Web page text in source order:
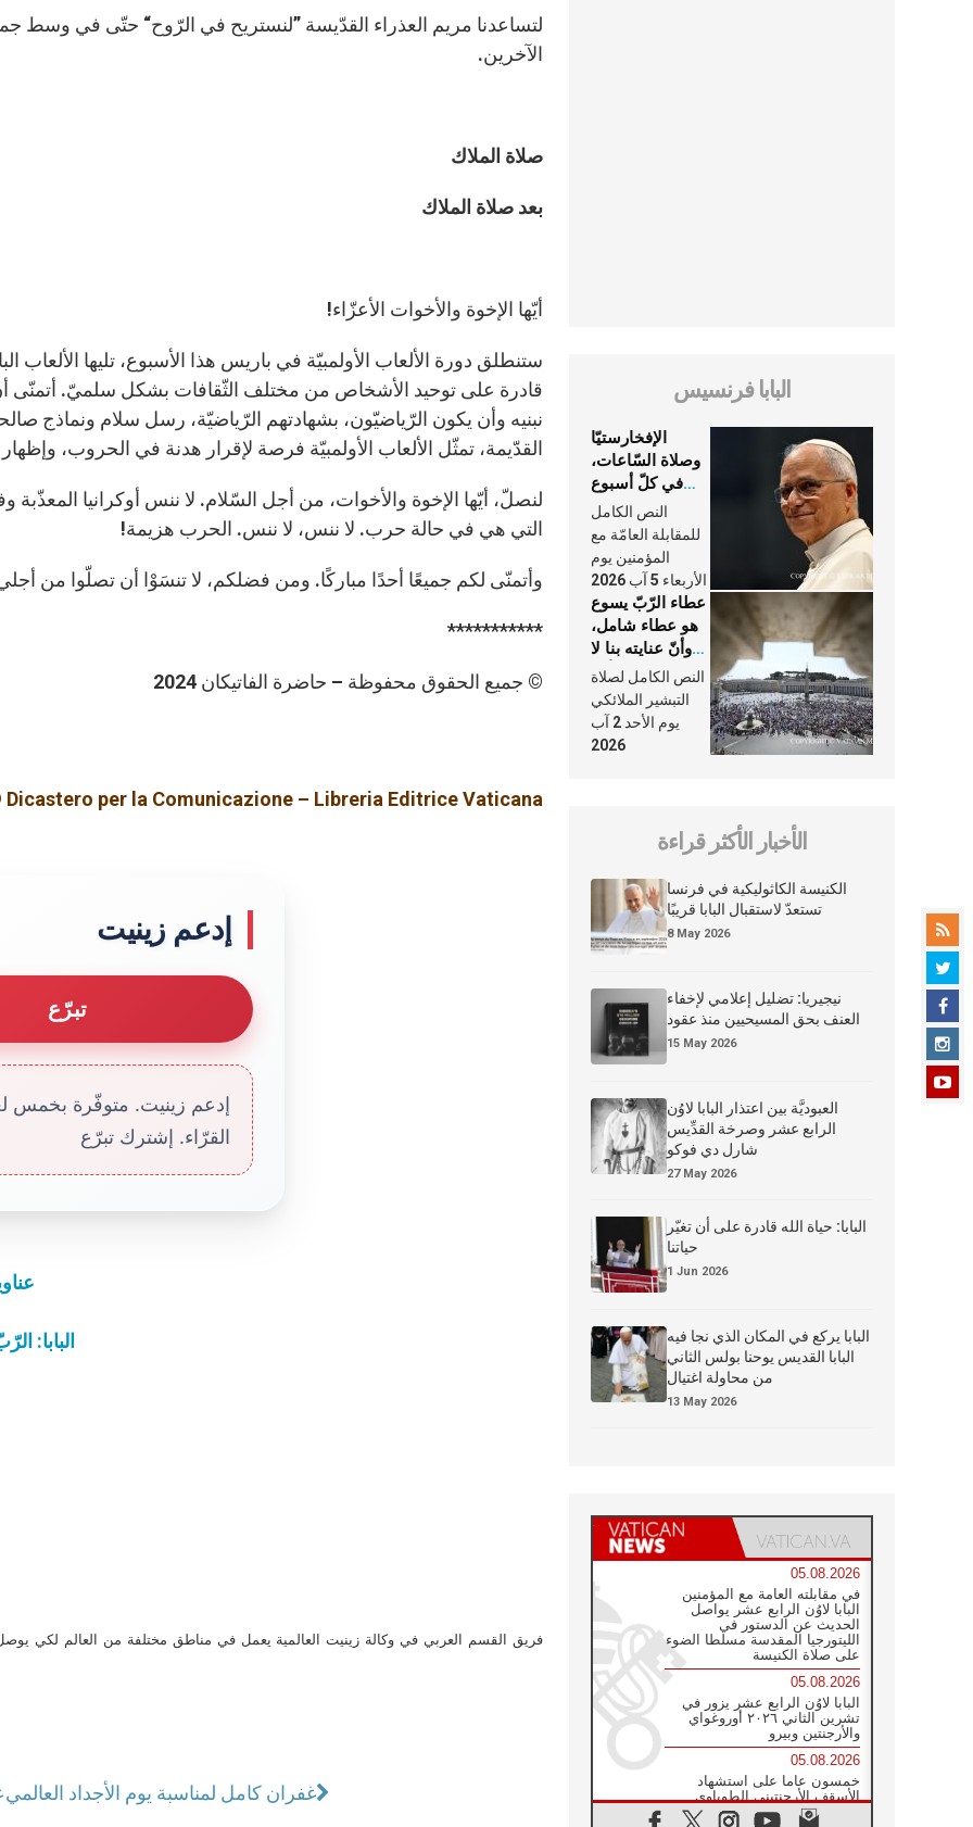
لتساعدنا مريم العذراء القدّيسة ”لنستريح في الرّوح“ حتّى في وسط
الآخرين.
صلاة الملاك
بعد صلاة الملاك
أيّها الإخوة والأخوات الأعزّاء!
ستنطلق دورة الألعاب الأولمبيّة في باريس هذا الأسبوع، تليها الألعاب
قادرة على توحيد الأشخاص من مختلف الثّقافات بشكل سلميّ. أتمنّى
نبنيه وأن يكون الرّياضيّون، بشهادتهم الرّياضيّة، رسل سلام ونماذج
القدّيمة، تمثّل الألعاب الأولمبيّة فرصة لإقرار هدنة في الحروب،
لنصلّ، أيّها الإخوة والأخوات، من أجل السّلام. لا ننس أوكرانيا المعذّبة
التي هي في حالة حرب. لا ننس، لا ننس. الحرب هزيمة!
وأتمنّى لكم جميعًا أحدًا مباركًا. ومن فضلكم، لا تنسَوْا أن تصلّوا من أجلي.
***********
© جميع الحقوق محفوظة – حاضرة الفاتيكان 2024
per la Comunicazione – Libreria Editrice Vaticana
إدعم زينيت
تبرّع
إدعم زينيت. متوفّرة بخمس
القرّاء. إشترك تبرّع
عناوين
البابا:
فريق القسم العربي في وكالة زينيت العالمية يعمل في مناطق مختلفة من العالم لكي
غفران كامل لمناسبة يوم الأجداد العالمي
البابا فرنسيس
الإفخارستيّا
وصلاة السّاعات،
في كلّ أسبوع
وكلّ يوم، هما
النَّفَس في حياة
الكنيسة
النص الكامل
للمقابلة العامّة مع
المؤمنين يوم
الأربعاء 5 آب 2026
عطاء الرّبّ يسوع
هو عطاء شامل،
وأنّ عنايته بنا لا
تغيب عنّا أبدًا
النص الكامل لصلاة
التبشير الملائكي
يوم الأحد 2 آب
2026
الأخبار الأكثر قراءة
الكنيسة الكاثوليكية في فرنسا
تستعدّ لاستقبال البابا قريبًا
8 May 2026
نيجيريا: تضليل إعلامي لإخفاء
العنف بحق المسيحيين منذ عقود
15 May 2026
العبوديَّة بين اعتذار البابا لاوُن
الرابع عشر وصرخة القدِّيس
شارل دي فوكو
27 May 2026
البابا: حياة الله قادرة على أن تغيّر
حياتنا
1 Jun 2026
البابا يركع في المكان الذي نجا فيه
البابا القديس يوحنا بولس الثاني
من محاولة اغتيال
13 May 2026
05.08.2026
في مقابلته العامة مع المؤمنين
البابا لاوُن الرابع عشر يواصل
الحديث عن الدستور في
الليتورجيا المقدسة مسلطا الضوء
على صلاة الكنيسة
05.08.2026
البابا لاوُن الرابع عشر يزور في
تشرين الثاني ٢٠٢٦ أوروغواي
والأرجنتين وبيرو
05.08.2026
خمسون عاما على استشهاد
الأسقف الأرجنتيني الطوباوي
إنريكي أنجيليلي